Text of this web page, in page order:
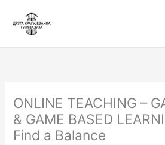
ONLINE TEACHING –
& GAME BASED
Find a Balance